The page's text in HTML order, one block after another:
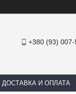
+380 (93) 007-
ДОСТАВКА И ОПЛАТА